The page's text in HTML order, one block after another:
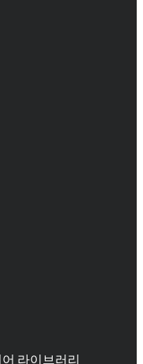
라이브러리